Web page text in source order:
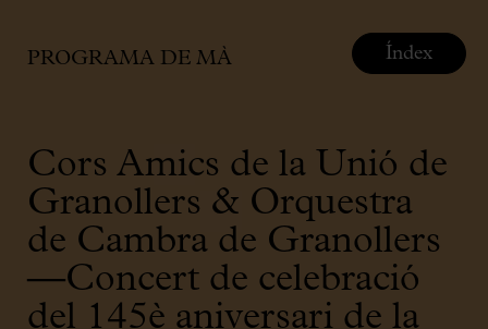
PROGRAMA DE MÀ
Cors Amics de la Unió de
Granollers & Orquestra
de Cambra de Granollers
—Concert de celebració
del 145è aniversari de la
Índex